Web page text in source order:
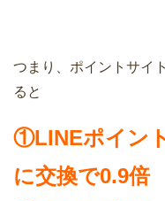
つまり、ポイントサイ
ると
①LINEポイン
に交換で0.9倍